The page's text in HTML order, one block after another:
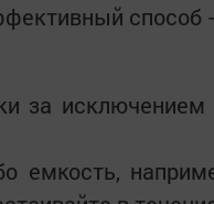
способ
за
емкость,